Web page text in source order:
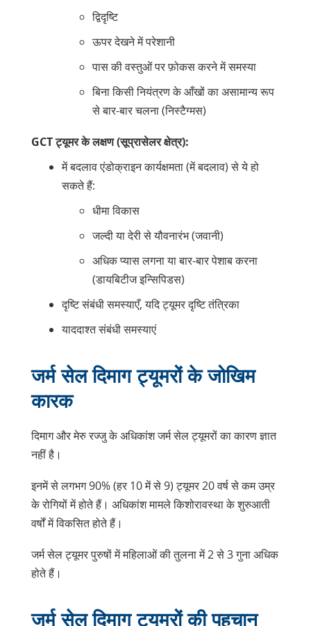
द्विदृष्टि
ऊपर देखने में परेशानी
पास की वस्तुओं पर फ़ोकस करने में समस्या
बिना किसी नियंत्रण के आँखों का असामान्य रूप
से बार-बार चलना (निस्टैग्मस)
GCT ट्यूमर के लक्षण (सूप्रासेलर क्षेत्र):
में बदलावएंडोक्राइनकार्यक्षमता (में बदलाव) से ये हो
सकते हैं:
धीमा विकास
जल्दी या देरी सेयौवनारंभ (जवानी)
अधिक प्यास लगना या बार-बार पेशाब करना
(डायबिटीज इन्सिपिडस)
दृष्टि संबंधी समस्याएँ, यदि ट्यूमरदृष्टि तंत्रिका
याददाश्त संबंधी समस्याएं
जर्म सेल दिमाग ट्यूमरों के जोखिम
कारक
दिमाग और मेरु रज्जु के अधिकांश जर्म सेल ट्यूमरों का कारण ज्ञात
नहीं है।
इनमें से लगभग 90% (हर 10 में से 9) ट्यूमर 20 वर्ष से कम उम्र
के रोगियों में होते हैं। अधिकांश मामले किशोरावस्था के शुरुआती
वर्षों में विकसित होते हैं।
जर्म सेल ट्यूमर पुरुषों में महिलाओं की तुलना में 2 से 3 गुना अधिक
होते हैं।
जर्म सेल दिमाग ट्यूमरों की पहचान